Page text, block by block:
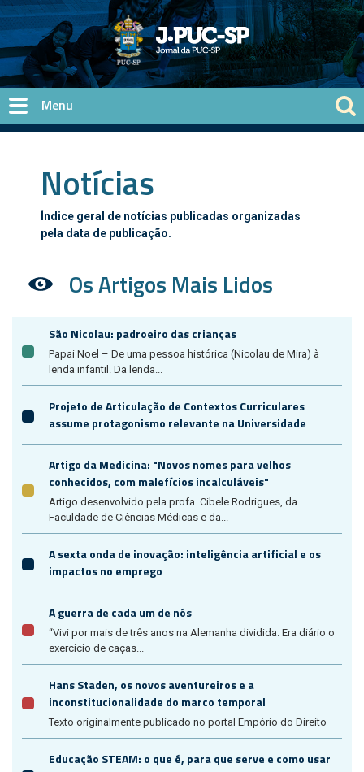
Pular para o conteúdo principal
Notícias
Índice geral de notícias publicadas organizadas
pela data de publicação.
Os Artigos Mais Lidos
São Nicolau: padroeiro das crianças
Papai Noel – De uma pessoa histórica (Nicolau de Mira) à
lenda infantil. Da lenda...
Projeto de Articulação de Contextos Curriculares
assume protagonismo relevante na Universidade
Artigo da Medicina: "Novos nomes para velhos
conhecidos, com malefícios incalculáveis"
Artigo desenvolvido pela profa. Cibele Rodrigues, da
Faculdade de Ciências Médicas e da...
A sexta onda de inovação: inteligência artificial e os
impactos no emprego
A guerra de cada um de nós
“Vivi por mais de três anos na Alemanha dividida. Era diário o
exercício de caças...
Hans Staden, os novos aventureiros e a
inconstitucionalidade do marco temporal
Texto originalmente publicado no portal Empório do Direito
Educação STEAM: o que é, para que serve e como usar